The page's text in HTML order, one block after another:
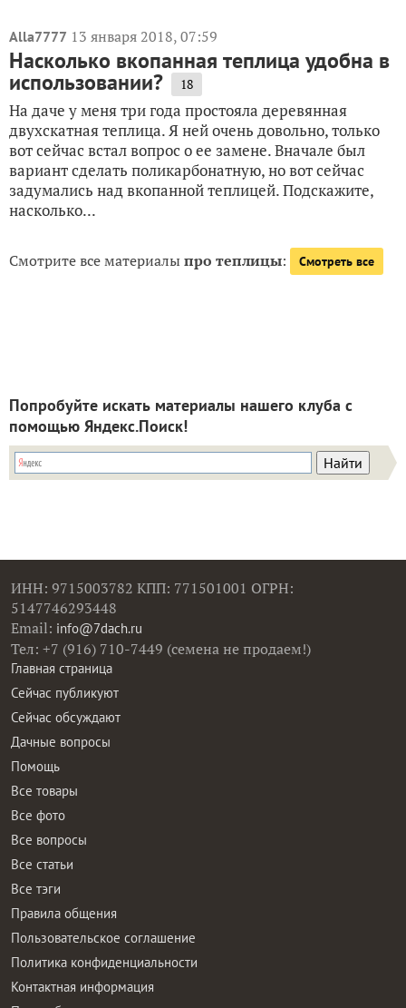
Alla7777 13 января 2018, 07:59
Насколько вкопанная теплица удобна в
использовании? 18
На даче у меня три года простояла деревянная
двухскатная теплица. Я ней очень довольно, только
вот сейчас встал вопрос о ее замене. Вначале был
вариант сделать поликарбонатную, но вот сейчас
задумались над вкопанной теплицей. Подскажите,
насколько...
Смотрите все материалыпро теплицы: Смотреть все
Попробуйте искать материалы нашего клуба с
помощью Яндекс.Поиск!
ИНН: 9715003782 КПП: 771501001 ОГРН:
5147746293448
Email: info@7dach.ru
Тел: +7 (916) 710-7449 (семена не продаем!)
Главная страница
Сейчас публикуют
Сейчас обсуждают
Дачные вопросы
Помощь
Все товары
Все фото
Все вопросы
Все статьи
Все тэги
Правила общения
Пользовательское соглашение
Политика конфиденциальности
Контактная информация